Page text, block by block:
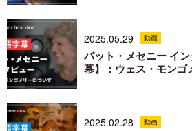
2025.05.29 動画
パット・メセニー イ
幕】：ウェス・モンゴ
2025.02.28 動画